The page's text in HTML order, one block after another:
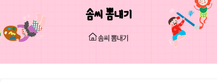
솜씨 뽐내기
솜씨 뽐내기